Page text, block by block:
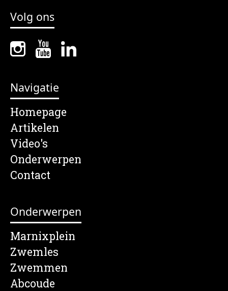
Volg ons
Navigatie
Homepage
Artikelen
Video's
Onderwerpen
Contact
Onderwerpen
Marnixplein
Zwemles
Zwemmen
Abcoude